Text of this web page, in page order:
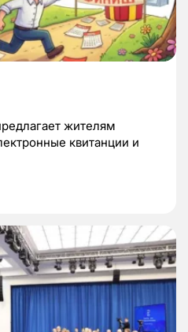
жителям
квитанции и